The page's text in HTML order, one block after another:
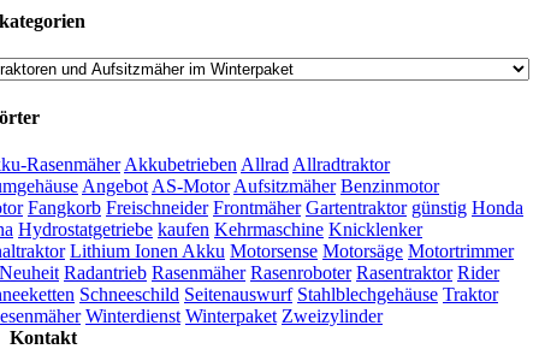
Rasenmäher Akkubetrieben Allrad Allradtraktor
Angebot AS-Motor Aufsitzmäher Benzinmotor
Fangkorb Freischneider Frontmäher Gartentraktor günstig Honda
Hydrostatgetriebe kaufen Kehrmaschine Knicklenker
Lithium Ionen Akku Motorsense Motorsäge Motortrimmer
Neuheit Radantrieb Rasenmäher Rasenroboter Rasentraktor Rider
Schneeschild Seitenauswurf Stahlblechgehäuse Traktor
Winterdienst Winterpaket Zweizylinder
Kontakt